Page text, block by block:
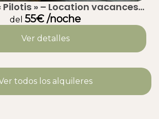
Pilotis » – Location vacances
Taussat (Lanton) – Bassin
d’Arcachon
del 55€ /noche
Ver detalles
todos los alquileres